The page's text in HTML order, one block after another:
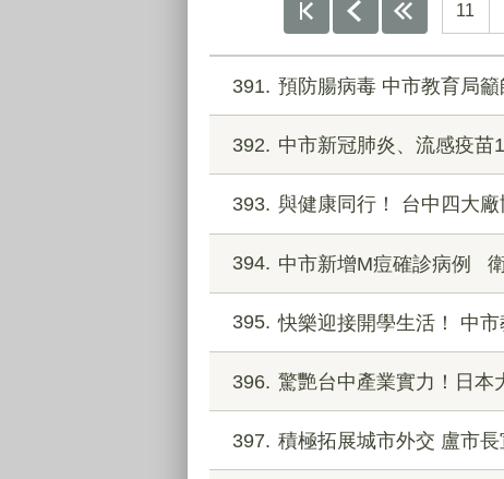
11
391 預防腸病毒 中市教育局
392 中市新冠肺炎、流感疫苗
393 與健康同行！ 台中四大
394 中市新增M痘確診病例
395 快樂迎接開學生活！ 中
396 驚艷台中產業實力！日本
397 積極拓展城市外交 盧市